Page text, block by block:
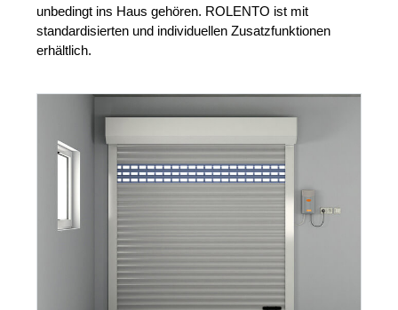
unbedingt ins Haus gehören. ROLENTO ist mit
standardisierten und individuellen Zusatzfunktionen
erhältlich.